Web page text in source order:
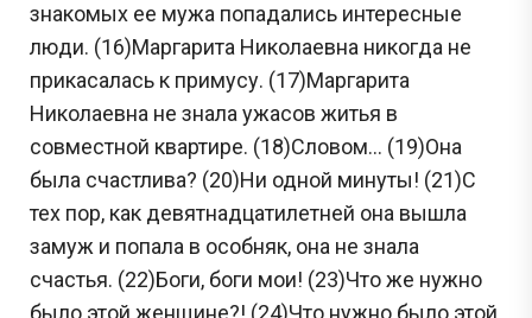
знакомых ее мужа попадались интересные
люди. (16)Маргарита Николаевна никогда не
прикасалась к примусу. (17)Маргарита
Николаевна не знала ужасов житья в
совместной квартире. (18)Словом… (19)Она
была счастлива? (20)Ни одной минуты! (21)С
тех пор, как девятнадцатилетней она вышла
замуж и попала в особняк, она не знала
счастья. (22)Боги, боги мои! (23)Что же нужно
было этой женщине?! (24)Что нужно было этой